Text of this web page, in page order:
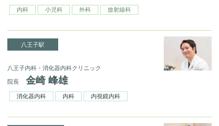
内科 小児科 外科 放射線科
八王子駅
八王子内科・消化器内科クリニック
院長
金崎 峰雄
消化器内科 内科 内視鏡内科